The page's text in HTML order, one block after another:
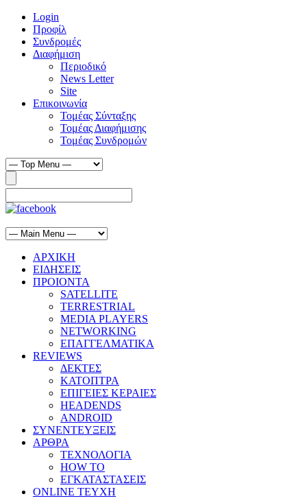
Login
Προφίλ
Συνδρομές
Διαφήμιση
Περιοδικό
News Letter
Site
Επικοινωνία
Τομέας Σύνταξης
Τομέας Διαφήμισης
Τομέας Συνδρομών
ΑΡΧΙΚΗ
ΕΙΔΗΣΕΙΣ
ΠΡΟΙΟΝΤΑ
SATELLITE
TERRESTRIAL
MEDIA PLAYERS
NETWORKING
ΕΠΑΓΓΕΛΜΑΤΙΚΑ
REVIEWS
ΔΕΚΤΕΣ
ΚΑΤΟΠΤΡΑ
ΕΠΙΓΕΙΕΣ ΚΕΡΑΙΕΣ
HEADENDS
ANDROID
ΣΥΝΕΝΤΕΥΞΕΙΣ
ΑΡΘΡΑ
ΤΕΧΝΟΛΟΓΙΑ
HOW TO
ΕΓΚΑΤΑΣΤΑΣΕΙΣ
ONLINE TEYXH